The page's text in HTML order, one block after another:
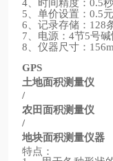
4 、时间精度： 0.5秒
5 、单价设置： 0.5元
6 、记录存储： 128
7 、电源： 4节5号
8 、仪器尺寸：
GPS
土地面积测量仪
/
农田面积测量仪
/
地块面积测量仪器
特点：